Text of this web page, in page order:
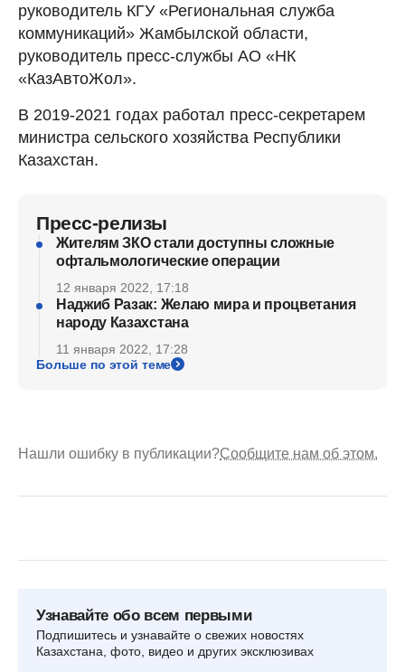
руководитель КГУ «Региональная служба
коммуникаций» Жамбылской области,
руководитель пресс-службы АО «НК
«КазАвтоЖол».
В 2019-2021 годах работал пресс-секретарем
министра сельского хозяйства Республики
Казахстан.
Пресс-релизы
Жителям ЗКО стали доступны сложные
офтальмологические операции
12 января 2022, 17:18
Наджиб Разак: Желаю мира и процветания
народу Казахстана
11 января 2022, 17:28
Больше по этой теме
Нашли ошибку в публикации?Сообщите нам об этом.
Узнавайте обо всем первыми
Подпишитесь и узнавайте о свежих новостях
Казахстана, фото, видео и других эксклюзивах